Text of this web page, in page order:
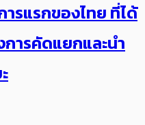
ารแรกของไทย ที่ได้
การคัดแยกและนำ